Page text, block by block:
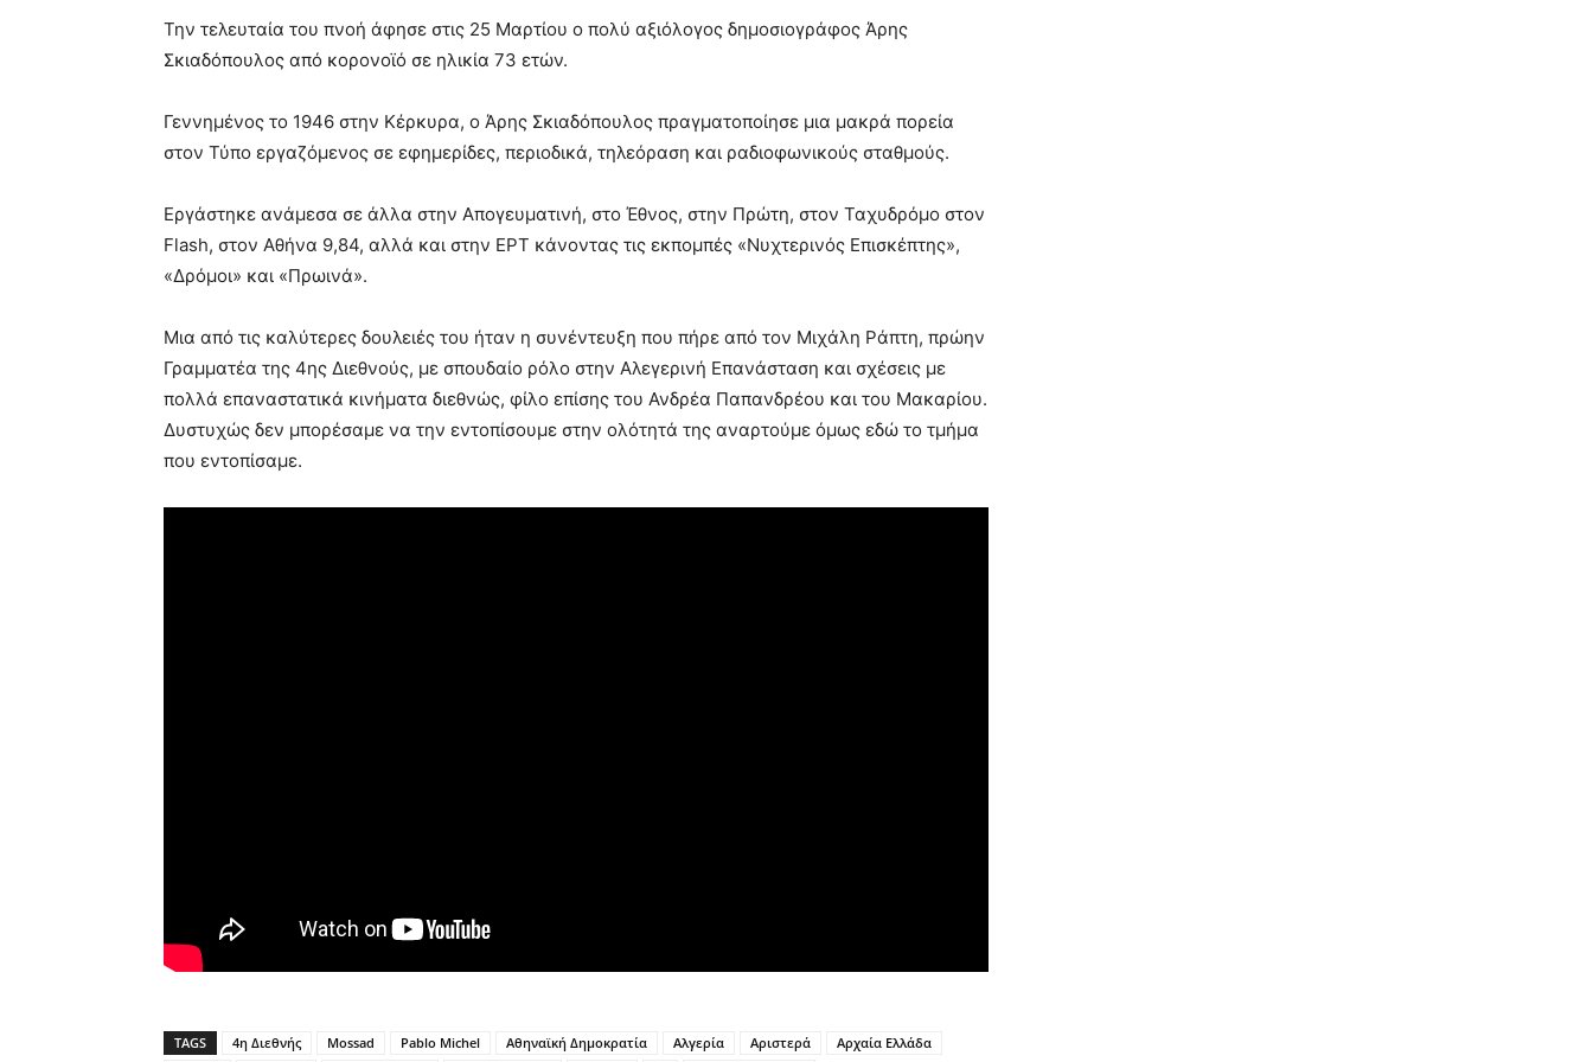
Την τελευταία του πνοή άφησε στις 25 Μαρτίου ο πολύ αξιόλογος δημοσιογράφος Άρης
Σκιαδόπουλος από κορονοϊό σε ηλικία 73 ετών.
Γεννημένος το 1946 στην Κέρκυρα, ο Άρης Σκιαδόπουλος πραγματοποίησε μια μακρά πορεία
στον Τύπο εργαζόμενος σε εφημερίδες, περιοδικά, τηλεόραση και ραδιοφωνικούς σταθμούς.
Εργάστηκε ανάμεσα σε άλλα στην Απογευματινή, στο Έθνος, στην Πρώτη, στον Ταχυδρόμο στον
Flash, στον Αθήνα 9,84, αλλά και στην ΕΡΤ κάνοντας τις εκπομπές «Νυχτερινός Επισκέπτης»,
«Δρόμοι» και «Πρωινά».
Μια από τις καλύτερες δουλειές του ήταν η συνέντευξη που πήρε από τον Μιχάλη Ράπτη, πρώην
Γραμματέα της 4ης Διεθνούς, με σπουδαίο ρόλο στην Αλεγερινή Επανάσταση και σχέσεις με
πολλά επαναστατικά κινήματα διεθνώς, φίλο επίσης του Ανδρέα Παπανδρέου και του Μακαρίου.
Δυστυχώς δεν μπορέσαμε να την εντοπίσουμε στην ολότητά της αναρτούμε όμως εδώ το τμήμα
που εντοπίσαμε.
TAGS 4η Διεθνής Mossad Pablo Michel Αθηναϊκή Δημοκρατία Αλγερία Αριστερά
Αρχαία Ελλάδα